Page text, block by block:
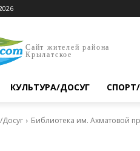
Сайт жителей района
Крылатское
КУЛЬТУРА/ДОСУГ
Досуг Библиотека им. Ахматовой